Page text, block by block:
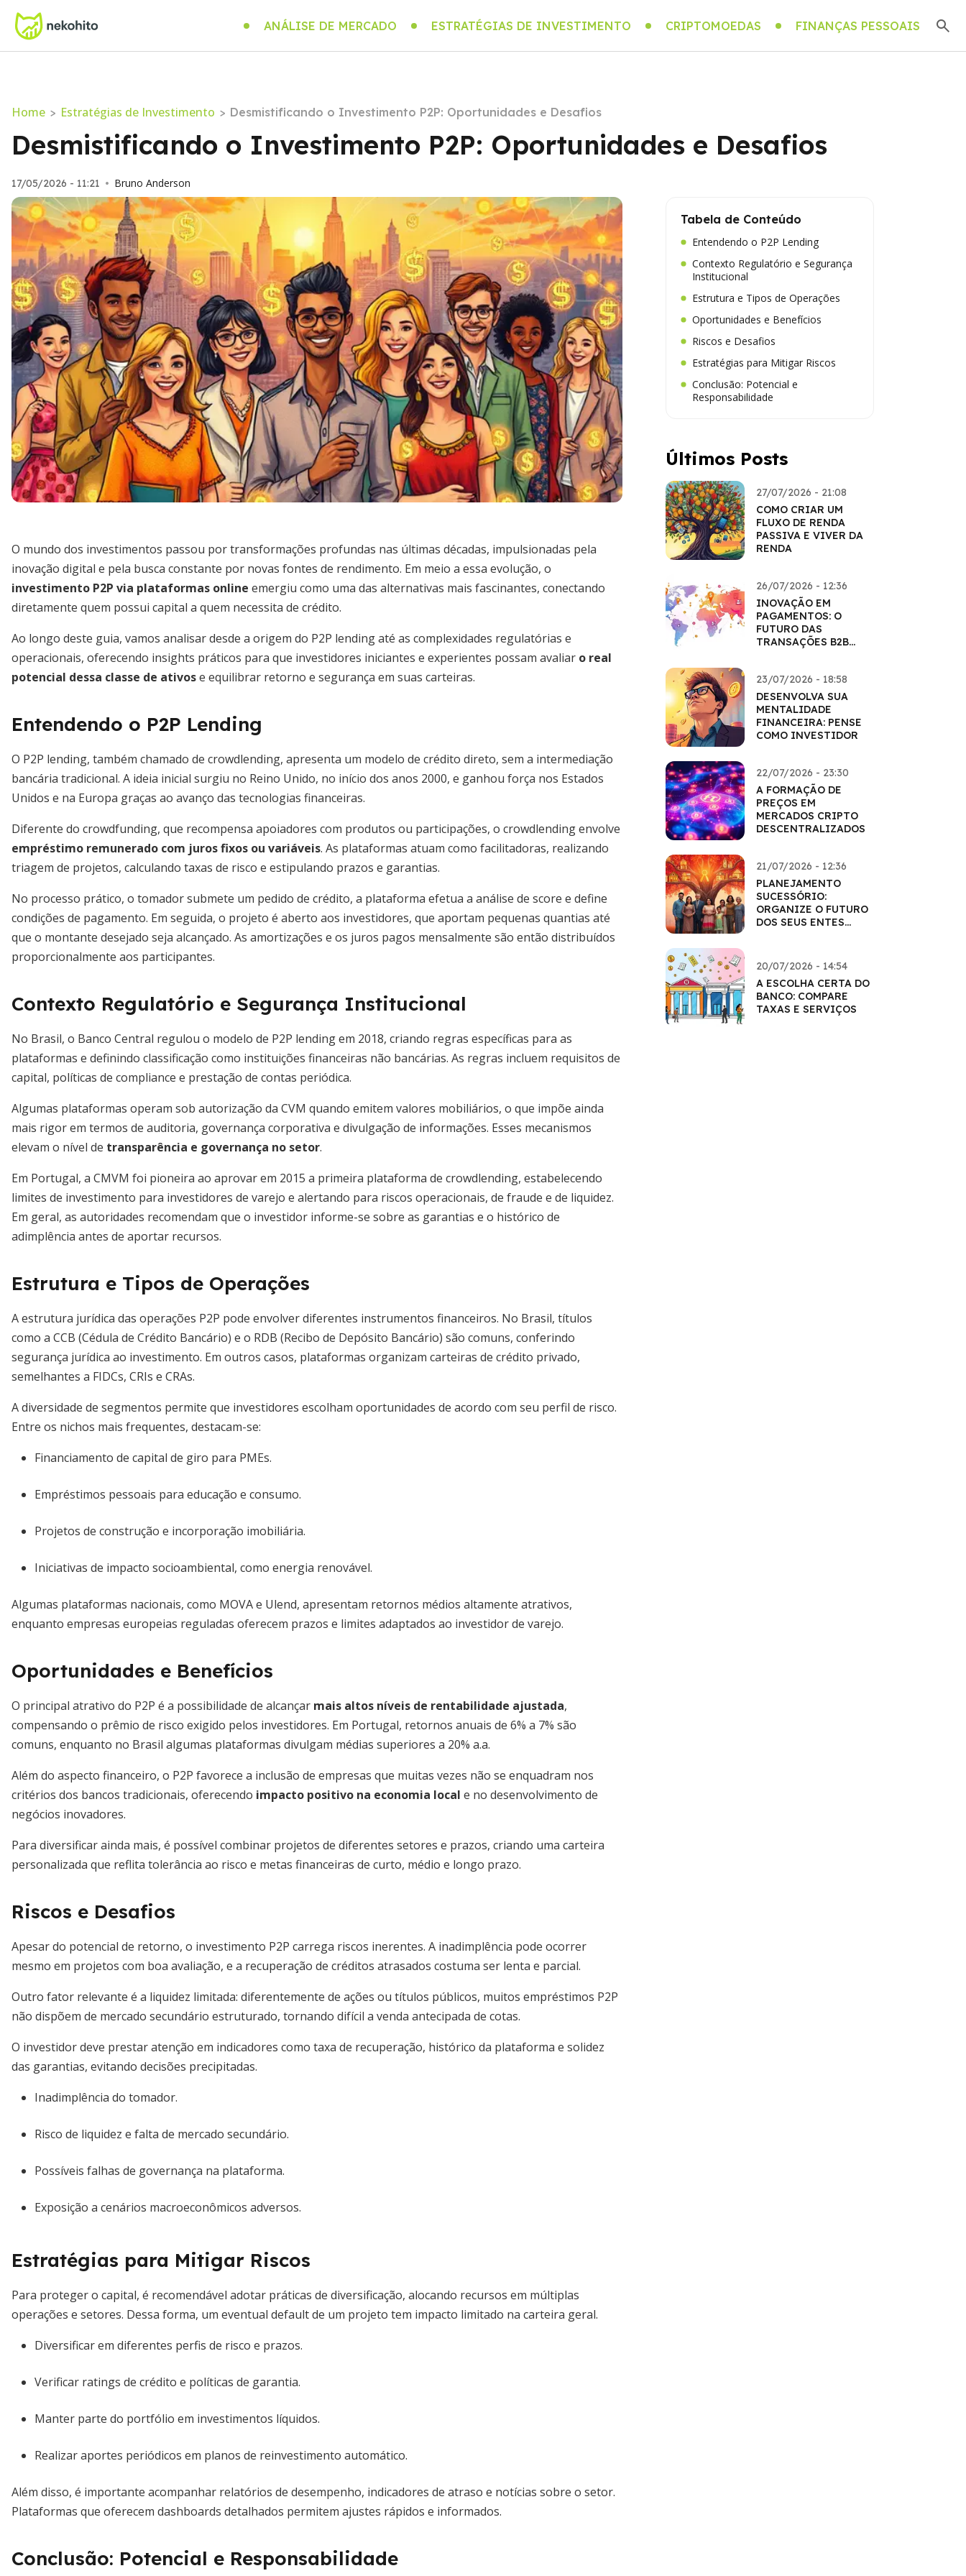
ANÁLISE DE MERCADO ESTRATÉGIAS DE INVESTIMENTO CRIPTOMOEDAS FINANÇAS PESSOAIS
Home > Estratégias de Investimento > Desmistificando o Investimento P2P: Oportunidades e Desafios
Desmistificando o Investimento P2P: Oportunidades e Desafios
17/05/2026 - 11:21 • Bruno Anderson
O mundo dos investimentos passou por transformações profundas nas últimas décadas, impulsionadas pela
inovação digital e pela busca constante por novas fontes de rendimento. Em meio a essa evolução, o
investimento P2P via plataformas online emergiu como uma das alternativas mais fascinantes, conectando
diretamente quem possui capital a quem necessita de crédito.
Ao longo deste guia, vamos analisar desde a origem do P2P lending até as complexidades regulatórias e
operacionais, oferecendo insights práticos para que investidores iniciantes e experientes possam avaliar o real
potencial dessa classe de ativose equilibrar retorno e segurança em suas carteiras.
Entendendo o P2P Lending
O P2P lending, também chamado de crowdlending, apresenta um modelo de crédito direto, sem a intermediação
bancária tradicional. A ideia inicial surgiu no Reino Unido, no início dos anos 2000, e ganhou força nos Estados
Unidos e na Europa graças ao avanço das tecnologias financeiras.
Diferente do crowdfunding, que recompensa apoiadores com produtos ou participações, o crowdlending envolve
empréstimo remunerado com juros fixos ou variáveis. As plataformas atuam como facilitadoras, realizando
triagem de projetos, calculando taxas de risco e estipulando prazos e garantias.
No processo prático, o tomador submete um pedido de crédito, a plataforma efetua a análise de score e define
condições de pagamento. Em seguida, o projeto é aberto aos investidores, que aportam pequenas quantias até
que o montante desejado seja alcançado. As amortizações e os juros pagos mensalmente são então distribuídos
proporcionalmente aos participantes.
Contexto Regulatório e Segurança Institucional
No Brasil, o Banco Central regulou o modelo de P2P lending em 2018, criando regras específicas para as
plataformas e definindo classificação como instituições financeiras não bancárias. As regras incluem requisitos de
capital, políticas de compliance e prestação de contas periódica.
Algumas plataformas operam sob autorização da CVM quando emitem valores mobiliários, o que impõe ainda
mais rigor em termos de auditoria, governança corporativa e divulgação de informações. Esses mecanismos
elevam o nível de transparência e governança no setor.
Em Portugal, a CMVM foi pioneira ao aprovar em 2015 a primeira plataforma de crowdlending, estabelecendo
limites de investimento para investidores de varejo e alertando para riscos operacionais, de fraude e de liquidez.
Em geral, as autoridades recomendam que o investidor informe-se sobre as garantias e o histórico de
adimplência antes de aportar recursos.
Estrutura e Tipos de Operações
A estrutura jurídica das operações P2P pode envolver diferentes instrumentos financeiros. No Brasil, títulos
como a CCB (Cédula de Crédito Bancário) e o RDB (Recibo de Depósito Bancário) são comuns, conferindo
segurança jurídica ao investimento. Em outros casos, plataformas organizam carteiras de crédito privado,
semelhantes a FIDCs, CRIs e CRAs.
A diversidade de segmentos permite que investidores escolham oportunidades de acordo com seu perfil de risco.
Entre os nichos mais frequentes, destacam-se:
Financiamento de capital de giro para PMEs.
Empréstimos pessoais para educação e consumo.
Projetos de construção e incorporação imobiliária.
Iniciativas de impacto socioambiental, como energia renovável.
Algumas plataformas nacionais, como MOVA e Ulend, apresentam retornos médios altamente atrativos,
enquanto empresas europeias reguladas oferecem prazos e limites adaptados ao investidor de varejo.
Oportunidades e Benefícios
O principal atrativo do P2P é a possibilidade de alcançar mais altos níveis de rentabilidade ajustada,
compensando o prêmio de risco exigido pelos investidores. Em Portugal, retornos anuais de 6% a 7% são
comuns, enquanto no Brasil algumas plataformas divulgam médias superiores a 20% a.a.
Além do aspecto financeiro, o P2P favorece a inclusão de empresas que muitas vezes não se enquadram nos
critérios dos bancos tradicionais, oferecendo impacto positivo na economia local e no desenvolvimento de
negócios inovadores.
Para diversificar ainda mais, é possível combinar projetos de diferentes setores e prazos, criando uma carteira
personalizada que reflita tolerância ao risco e metas financeiras de curto, médio e longo prazo.
Riscos e Desafios
Apesar do potencial de retorno, o investimento P2P carrega riscos inerentes. A inadimplência pode ocorrer
mesmo em projetos com boa avaliação, e a recuperação de créditos atrasados costuma ser lenta e parcial.
Outro fator relevante é a liquidez limitada: diferentemente de ações ou títulos públicos, muitos empréstimos P2P
não dispõem de mercado secundário estruturado, tornando difícil a venda antecipada de cotas.
O investidor deve prestar atenção em indicadores como taxa de recuperação, histórico da plataforma e solidez
das garantias, evitando decisões precipitadas.
Inadimplência do tomador.
Risco de liquidez e falta de mercado secundário.
Possíveis falhas de governança na plataforma.
Exposição a cenários macroeconômicos adversos.
Estratégias para Mitigar Riscos
Para proteger o capital, é recomendável adotar práticas de diversificação, alocando recursos em múltiplas
operações e setores. Dessa forma, um eventual default de um projeto tem impacto limitado na carteira geral.
Diversificar em diferentes perfis de risco e prazos.
Verificar ratings de crédito e políticas de garantia.
Manter parte do portfólio em investimentos líquidos.
Realizar aportes periódicos em planos de reinvestimento automático.
Além disso, é importante acompanhar relatórios de desempenho, indicadores de atraso e notícias sobre o setor.
Plataformas que oferecem dashboards detalhados permitem ajustes rápidos e informados.
Conclusão: Potencial e Responsabilidade
Tabela de Conteúdo
Entendendo o P2P Lending
Contexto Regulatório e Segurança
Institucional
Estrutura e Tipos de Operações
Oportunidades e Benefícios
Riscos e Desafios
Estratégias para Mitigar Riscos
Conclusão: Potencial e
Responsabilidade
Últimos Posts
27/07/2026 - 21:08
COMO CRIAR UM
FLUXO DE RENDA
PASSIVA E VIVER DA
RENDA
26/07/2026 - 12:36
INOVAÇÃO EM
PAGAMENTOS: O
FUTURO DAS
TRANSAÇÕES B2B
23/07/2026 - 18:58
DESENVOLVA SUA
MENTALIDADE
FINANCEIRA: PENSE
COMO INVESTIDOR
22/07/2026 - 23:30
A FORMAÇÃO DE
PREÇOS EM
MERCADOS CRIPTO
DESCENTRALIZADOS
21/07/2026 - 12:36
PLANEJAMENTO
SUCESSÓRIO:
ORGANIZE O FUTURO
DOS SEUS ENTES
20/07/2026 - 14:54
A ESCOLHA CERTA DO
BANCO: COMPARE
TAXAS E SERVIÇOS